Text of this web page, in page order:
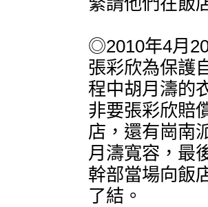
◎2010年4月
張彩欣為保護
程中胡月濤的
非要張彩欣賠
店，還有崗南
月濤寬容，最
幹部當場向飯
了結。